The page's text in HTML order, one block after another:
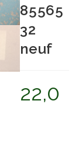
85565
32
neuf
22,0